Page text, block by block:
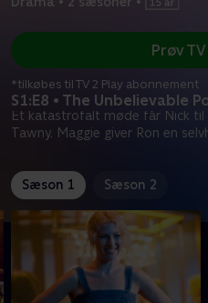
S1:E8 • The Unbelievable
Et katastrofalt møde får Nick til
Tawny. Maggie giver Ron en
Prøv
*tilkøbes til TV 2 Play abonnement
Sæson 1 Sæson 2